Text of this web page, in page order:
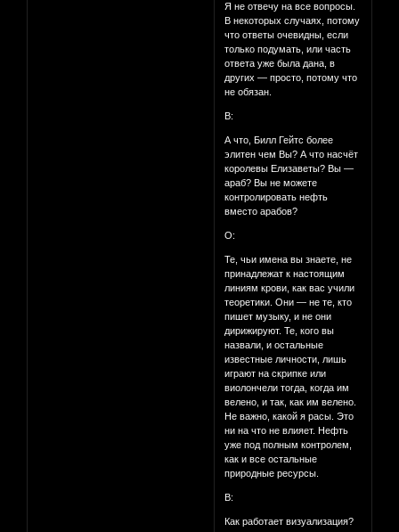
Я не отвечу на все вопросы.
В некоторых случаях, потому
что ответы очевидны, если
только подумать, или часть
ответа уже была дана, в
других — просто, потому что
не обязан.
В:
А что, Билл Гейтс более
элитен чем Вы? А что насчёт
королевы Елизаветы? Вы —
араб? Вы не можете
контролировать нефть
вместо арабов?
О:
Те, чьи имена вы знаете, не
принадлежат к настоящим
линиям крови, как вас учили
теоретики. Они — не те, кто
пишет музыку, и не они
дирижируют. Те, кого вы
назвали, и остальные
известные личности, лишь
играют на скрипке или
виолончели тогда, когда им
велено, и так, как им велено.
Не важно, какой я расы. Это
ни на что не влияет. Нефть
уже под полным контролем,
как и все остальные
природные ресурсы.
В:
Как работает визуализация?